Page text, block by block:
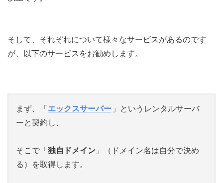
そして、それぞれについて様々なサービスがあるのです
が、以下のサービスをお勧めします。
まず、「 エックスサーバー 」というレンタルサーバ
ーと契約し、
そこで「 独自ドメイン 」（ドメイン名は自分で決め
る）を取得します。